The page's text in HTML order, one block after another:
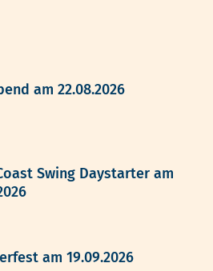
am 22.08.2026
Swing Daystarter am
am 19.09.2026